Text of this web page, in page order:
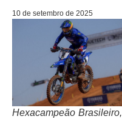
10 de setembro de 2025
Hexacampeão Brasileiro,